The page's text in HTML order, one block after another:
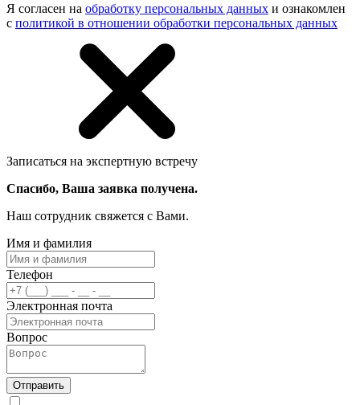
Я согласен на обработку персональных данных и ознакомлен
с политикой в отношении обработки персональных данных
Записаться на экспертную встречу
Спасибо, Ваша заявка получена.
Наш сотрудник свяжется с Вами.
Имя и фамилия
Телефон
Электронная почта
Вопрос
Отправить